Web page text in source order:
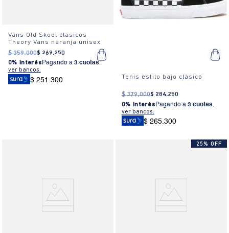
Vans Old Skool clásicos
Theory Vans naranja unisex
$ 359.000$ 269.250
0% Interés Pagando a 3 cuotas.
ver bancos.
$ 251.300
Tenis estilo bajo clásico
$ 379.000$ 284.250
0% Interés Pagando a 3 cuotas.
ver bancos.
$ 265.300
25% OFF